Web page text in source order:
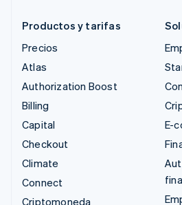
Productos y tarifas
Precios
Atlas
Authorization Boost
Billing
Capital
Checkout
Climate
Connect
Criptomoneda
E-